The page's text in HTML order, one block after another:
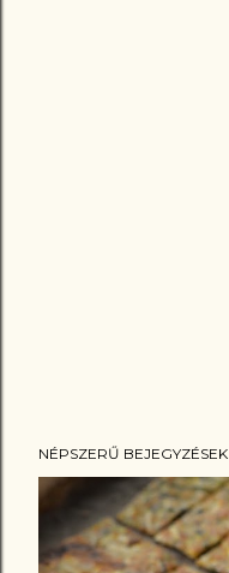
NÉPSZERŰ BEJEGYZÉSEK